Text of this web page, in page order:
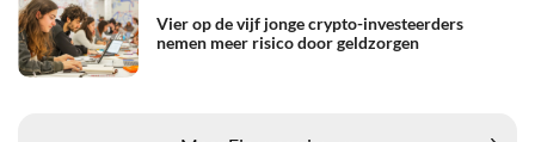
Vier op de vijf jonge crypto-investeerders
nemen meer risico door geldzorgen